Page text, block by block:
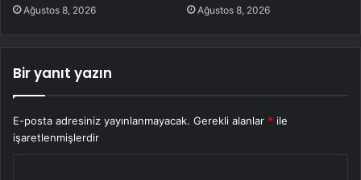
Ağustos 8, 2026 Ağustos 8, 2026
Bir yanıt yazın
E-posta adresiniz yayınlanmayacak. Gerekli alanlar * ile
işaretlenmişlerdir